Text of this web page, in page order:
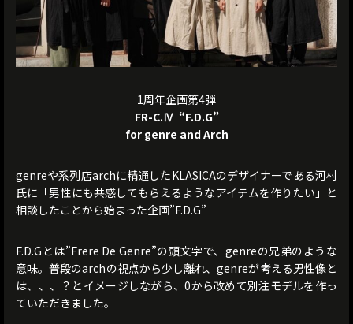
1周年企画第4弾
FR-C.Ⅳ “F.D.G”
for genre and Arch
genreや系列店archに精通したKLASICAのデザイナーである河村
氏に「男性にも共感してもらえるようなアイテムを作りたい」と
相談したことから始まった企画”F.D.G”
F.D.Gとは”Frere De Genre”の頭文字で、genreの兄弟のような
意味。普段のarchの視点から少し離れ、genreが考える男性像と
は、、、？とイメージしながら、0から改めて別注モデルを作っ
ていただきました。